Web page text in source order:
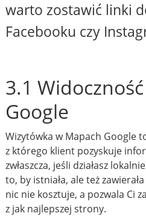
warto zostawić linki
Facebooku czy
3.1
Google
Wizytówka w Mapach Google
z którego klient pozyskuje
zwłaszcza, jeśli działasz
to, by istniała, ale też
nic nie kosztuje, a pozwala Ci
z jak najlepszej strony.